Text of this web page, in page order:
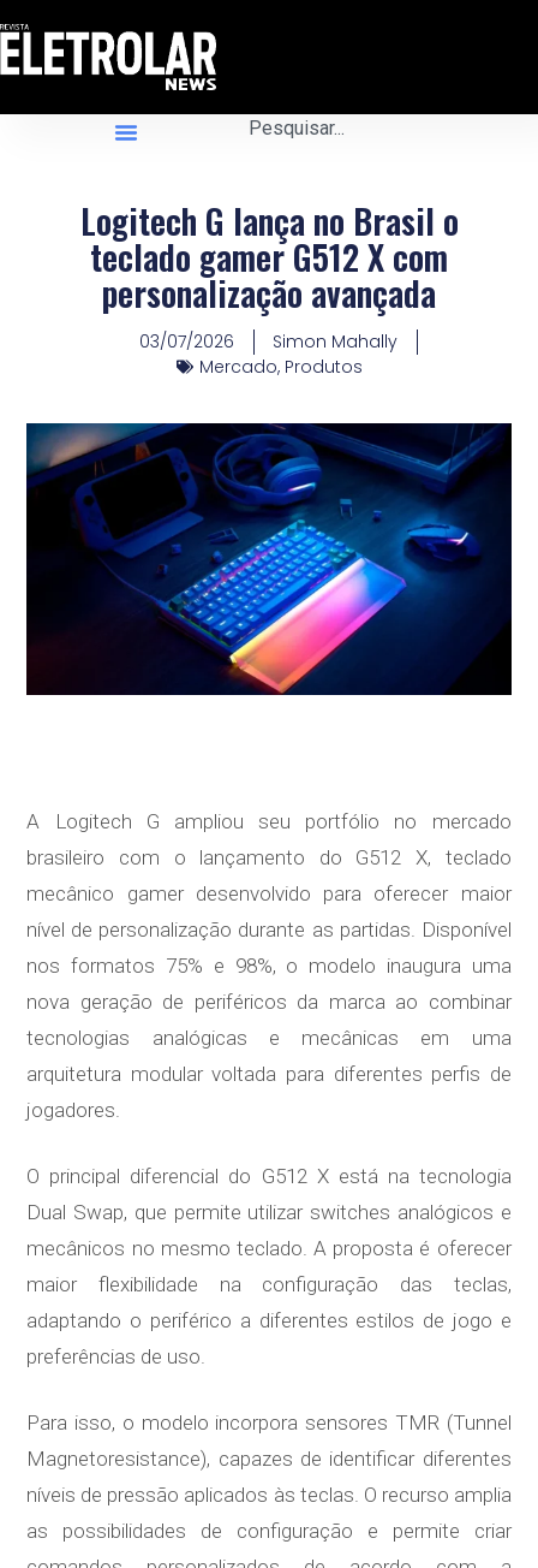
Logitech G lança no Brasil o
teclado gamer G512 X com
personalização avançada
03/07/2026
Simon Mahally
Mercado, Produtos
A Logitech G ampliou seu portfólio no mercado
brasileiro com o lançamento do G512 X, teclado
mecânico gamer desenvolvido para oferecer maior
nível de personalização durante as partidas. Disponível
nos formatos 75% e 98%, o modelo inaugura uma
nova geração de periféricos da marca ao combinar
tecnologias analógicas e mecânicas em uma
arquitetura modular voltada para diferentes perfis de
jogadores.
O principal diferencial do G512 X está na tecnologia
Dual Swap, que permite utilizar switches analógicos e
mecânicos no mesmo teclado. A proposta é oferecer
maior flexibilidade na configuração das teclas,
adaptando o periférico a diferentes estilos de jogo e
preferências de uso.
Para isso, o modelo incorpora sensores TMR (Tunnel
Magnetoresistance), capazes de identificar diferentes
níveis de pressão aplicados às teclas. O recurso amplia
as possibilidades de configuração e permite criar